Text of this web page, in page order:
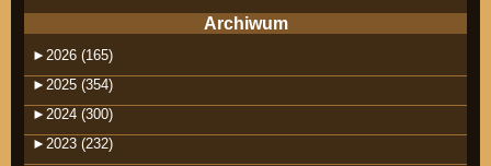
Archiwum
► 2026 (165)
► 2025 (354)
► 2024 (300)
► 2023 (232)